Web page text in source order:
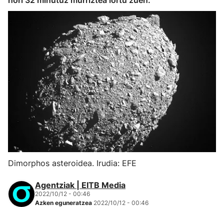
Dimorphos asteroidea. Irudia: EFE
Agentziak | EITB Media
2022/10/12 - 00:46
Azken eguneratzea 2022/10/12 - 00:46